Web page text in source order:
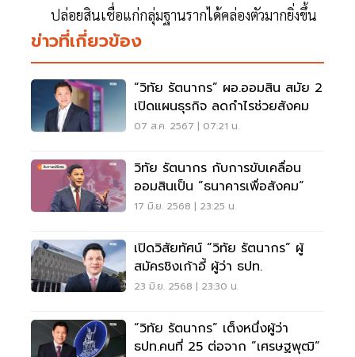
ปล่อยสินเชื่อแก่กลุ่มฐานรากได้คล่องตัวมากยิ่งขึ้น
ข่าวที่เกี่ยวข้อง
“วิทัย รัตนากร” ผอ.ออมสิน สมัย 2
เปิดแผนธุรกิจ ลดกำไรช่วยสังคม
07 ส.ค. 2567 | 07:21 น.
วิทัย รัตนากร กับการขับเคลื่อน
ออมสินเป็น ”ธนาคารเพื่อสังคม“
17 มิ.ย. 2568 | 23:25 น.
เปิดวิสัยทัศน์ “วิทัย รัตนากร” ผู้
สมัครชิงเก้าอี้ ผู้ว่า ธปท.
23 มิ.ย. 2568 | 23:30 น.
“วิทัย รัตนากร” เต็งหนึ่งผู้ว่า
ธปท.คนที่ 25 ต่อจาก ”เศรษฐพุฒิ“